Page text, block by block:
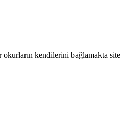
okurların kendilerini bağlamakta site